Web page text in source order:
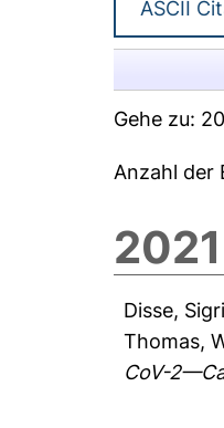
Gehe zu:
Anzahl der
2021
Disse,
Thomas,
CoV-